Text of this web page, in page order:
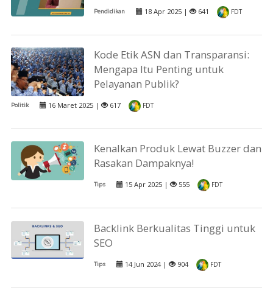
Pendidikan 18 Apr 2025 | 641 FDT
Kode Etik ASN dan Transparansi:
Mengapa Itu Penting untuk
Pelayanan Publik?
Politik 16 Maret 2025 | 617 FDT
Kenalkan Produk Lewat Buzzer dan
Rasakan Dampaknya!
Tips 15 Apr 2025 | 555 FDT
Backlink Berkualitas Tinggi untuk
SEO
Tips 14 Jun 2024 | 904 FDT